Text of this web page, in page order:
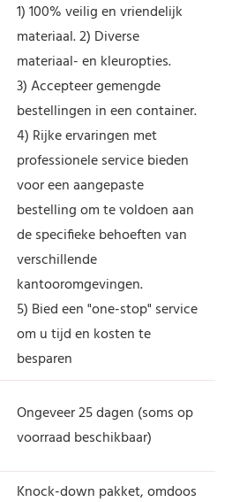
1) 100% veilig en vriendelijk
materiaal. 2) Diverse
materiaal- en kleuropties.
3) Accepteer gemengde
bestellingen in een container.
4) Rijke ervaringen met
professionele service bieden
voor een aangepaste
bestelling om te voldoen aan
de specifieke behoeften van
verschillende
kantooromgevingen.
5) Bied een "one-stop" service
om u tijd en kosten te
besparen
Ongeveer 25 dagen (soms op
voorraad beschikbaar)
Knock-down pakket, omdoos